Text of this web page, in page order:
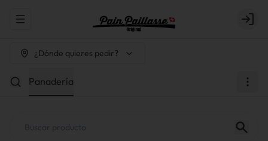
Abrir menu de navegación Login
¿Dónde quieres pedir?
Panadería